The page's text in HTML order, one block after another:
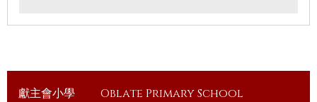
獻主會小學
Oblate Primary School